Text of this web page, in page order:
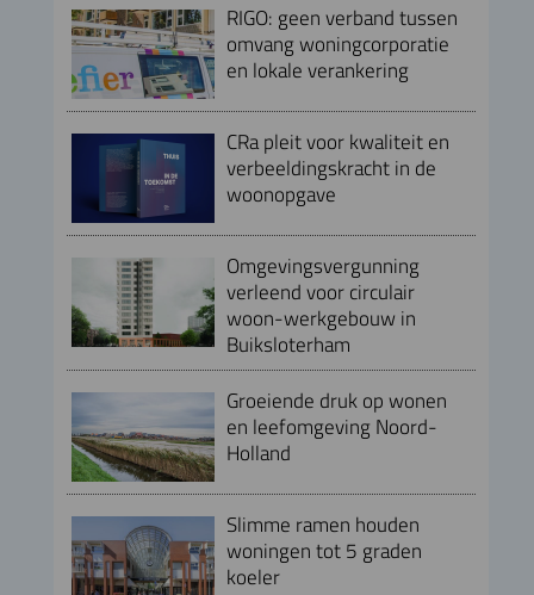
RIGO: geen verband tussen
omvang woningcorporatie
en lokale verankering
CRa pleit voor kwaliteit en
verbeeldingskracht in de
woonopgave
Omgevingsvergunning
verleend voor circulair
woon-werkgebouw in
Buiksloterham
Groeiende druk op wonen
en leefomgeving Noord-
Holland
Slimme ramen houden
woningen tot 5 graden
koeler